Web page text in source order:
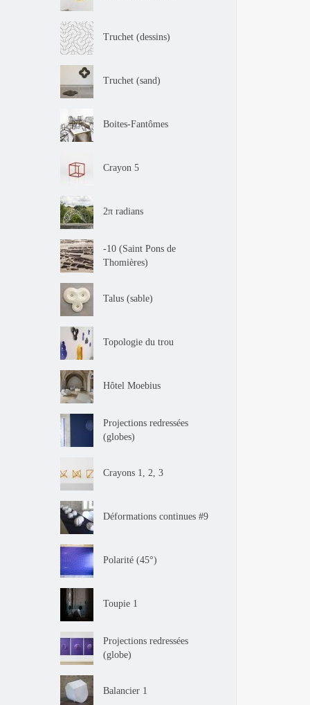
Truchet (dessins)
Truchet (sand)
Boites-Fantômes
Crayon 5
2π radians
-10 (Saint Pons de
Thomières)
Talus (sable)
Topologie du trou
Hôtel Moebius
Projections redressées
(globes)
Crayons 1, 2, 3
Déformations continues #9
Polarité (45°)
Toupie 1
Projections redressées
(globe)
Balancier 1